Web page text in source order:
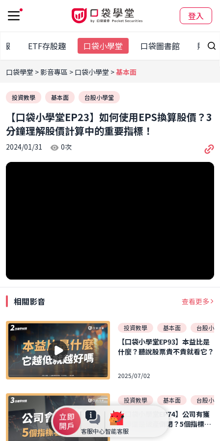
登入
客服中心智能客服
報 ETF存股趣 口袋小學堂 口袋圖書館 財經
口袋學堂 影音專區 口袋小學堂 基本面
投資教學 基本面 台股小學堂
【口袋小學堂EP23】如何使用EPS換算股價？3
分鐘理解股價計算中的重要指標！
2024/01/31 0次
相關影音 查看更多
投資教學 基本面 台股小
【口袋小學堂EP93】本益比是
什麼？聽說股票貴不貴就看它？
2025/07/02
投資教學 基本面 台股小
【口袋小學堂EP74】公司有獲
利卻還是破產倒閉？5個指標帶
你了解一間公司的償債能力！